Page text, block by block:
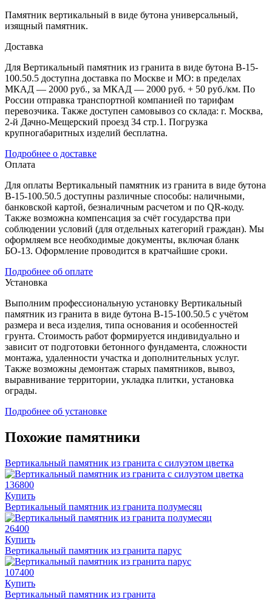
Памятник вертикальный в виде бутона универсальный,
изящный памятник.
Доставка
Для Вертикальный памятник из гранита в виде бутона В-15-
100.50.5 доступна доставка по Москве и МО: в пределах
МКАД — 2000 руб., за МКАД — 2000 руб. + 50 руб./км. По
России отправка транспортной компанией по тарифам
перевозчика. Также доступен самовывоз со склада: г. Москва,
2-й Дачно-Мещерский проезд 34 стр.1. Погрузка
крупногабаритных изделий бесплатна.
Подробнее о доставке
Оплата
Для оплаты Вертикальный памятник из гранита в виде бутона
В-15-100.50.5 доступны различные способы: наличными,
банковской картой, безналичным расчетом и по QR-коду.
Также возможна компенсация за счёт государства при
соблюдении условий (для отдельных категорий граждан). Мы
оформляем все необходимые документы, включая бланк
БО-13. Оформление проводится в кратчайшие сроки.
Подробнее об оплате
Установка
Выполним профессиональную установку Вертикальный
памятник из гранита в виде бутона В-15-100.50.5 с учётом
размера и веса изделия, типа основания и особенностей
грунта. Стоимость работ формируется индивидуально и
зависит от подготовки бетонного фундамента, сложности
монтажа, удаленности участка и дополнительных услуг.
Также возможны демонтаж старых памятников, вывоз,
выравнивание территории, укладка плитки, установка
ограды.
Подробнее об установке
Похожие памятники
Вертикальный памятник из гранита с силуэтом цветка
136800
Купить
Вертикальный памятник из гранита полумесяц
26400
Купить
Вертикальный памятник из гранита парус
107400
Купить
Вертикальный памятник из гранита